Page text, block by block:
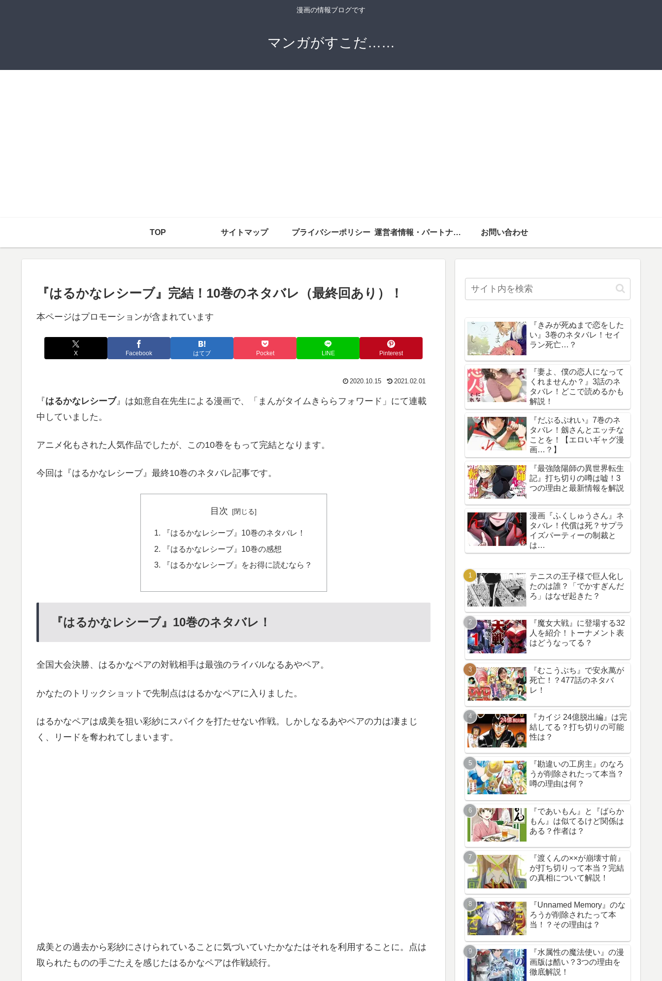
漫画の情報ブログです
マンガがすこだ……
TOP サイトマップ プライバシーポリシー 運営者情報・パートナーメディア お問い合わせ
『はるかなレシーブ』完結！10巻のネタバレ（最終回あり）！
本ページはプロモーションが含まれています
X Facebook はてブ Pocket LINE Pinterest
2020.10.15 2021.02.01
『はるかなレシーブ』は如意自在先生による漫画で、「まんがタイムきららフォワード」にて連載
中していました。
アニメ化もされた人気作品でしたが、この10巻をもって完結となります。
今回は『はるかなレシーブ』最終10巻のネタバレ記事です。
目次
『はるかなレシーブ』10巻のネタバレ！
『はるかなレシーブ』10巻の感想
『はるかなレシーブ』をお得に読むなら？
『はるかなレシーブ』10巻のネタバレ！
全国大会決勝、はるかなペアの対戦相手は最強のライバルなるあやペア。
かなたのトリックショットで先制点ははるかなペアに入りました。
はるかなペアは成美を狙い彩紗にスパイクを打たせない作戦。しかしなるあやペアの力は凄まじ
く、リードを奪われてしまいます。
成美との過去から彩紗にさけられていることに気づいていたかなたはそれを利用することに。点は
取られたものの手ごたえを感じたはるかなペアは作戦続行。
『きみが死ぬまで恋をした
い』3巻のネタバレ！セイ
ラン死亡…？
『妻よ、僕の恋人になって
くれませんか？』3話のネ
タバレ！どこで読めるかも
解説！
『だぶるぷれい』7巻のネ
タバレ！劔さんとエッチな
ことを！【エロいギャグ漫
画…？】
『最強陰陽師の異世界転生
記』打ち切りの噂は嘘！3
つの理由と最新情報を解説
漫画『ふくしゅうさん』ネ
タバレ！代償は死？サプラ
イズパーティーの制裁と
は…
テニスの王子様で巨人化し
たのは誰？「でかすぎんだ
ろ」はなぜ起きた？
『魔女大戦』に登場する32
人を紹介！トーナメント表
はどうなってる？
『むこうぶち』で安永萬が
死亡！？477話のネタバ
レ！
『カイジ 24億脱出編』は完
結してる？打ち切りの可能
性は？
『勘違いの工房主』のなろ
うが削除されたって本当？
噂の理由は何？
『であいもん』と『ばらか
もん』は似てるけど関係は
ある？作者は？
『渡くんの××が崩壊寸前』
が打ち切りって本当？完結
の真相について解説！
『Unnamed Memory』のな
ろうが削除されたって本
当！？その理由は？
『水属性の魔法使い』の漫
画版は酷い？3つの理由を
徹底解説！